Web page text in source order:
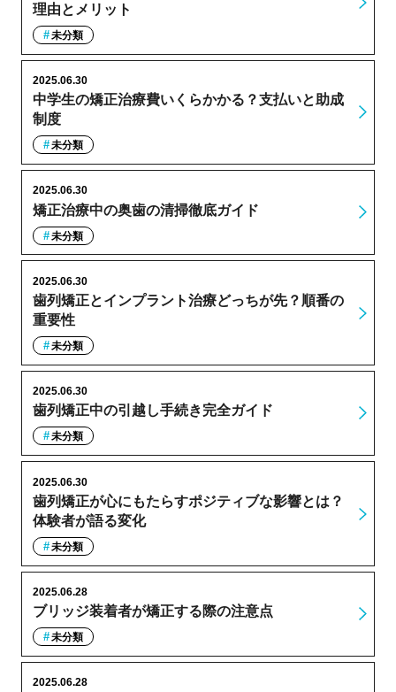
理由とメリット
未分類
中学生の矯正治療費いくらかかる？支払いと助成
制度
2025.06.30
未分類
矯正治療中の奥歯の清掃徹底ガイド
2025.06.30
未分類
歯列矯正とインプラント治療どっちが先？順番の
重要性
2025.06.30
未分類
歯列矯正中の引越し手続き完全ガイド
2025.06.30
未分類
歯列矯正が心にもたらすポジティブな影響とは？
体験者が語る変化
2025.06.30
未分類
ブリッジ装着者が矯正する際の注意点
2025.06.28
未分類
2025.06.28